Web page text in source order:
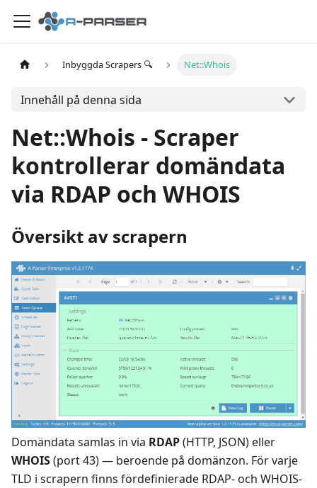
Inbyggda Scrapers 🔍 Net::Whois
Innehåll på denna sida
Net::Whois - Scraper
kontrollerar domändata
via RDAP och WHOIS
Översikt av scrapern
Domändata samlas in via RDAP(HTTP, JSON) eller
WHOIS(port 43) — beroende på domänzon. För varje
TLD i scrapern finns fördefinierade RDAP- och WHOIS-